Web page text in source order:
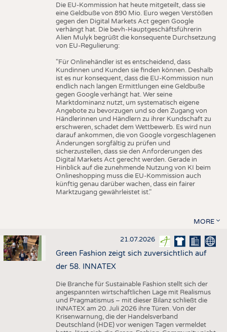
Die EU-Kommission hat heute mitgeteilt, dass sie
eine Geldbuße von 890 Mio. Euro wegen Verstößen
gegen den Digital Markets Act gegen Google
verhängt hat. Die bevh-Hauptgeschäftsführerin
Alien Mulyk begrüßt die konsequente Durchsetzung
von EU-Regulierung:
"Für Onlinehändler ist es entscheidend, dass
Kundinnen und Kunden sie finden können. Deshalb
ist es nur konsequent, dass die EU-Kommission nun
endlich nach langen Ermittlungen eine Geldbuße
gegen Google verhängt hat. Wer seine
Marktdominanz nutzt, um systematisch eigene
Angebote zu bevorzugen und so den Zugang von
Händlerinnen und Händlern zu ihrer Kundschaft zu
erschweren, schadet dem Wettbewerb. Es wird nun
darauf ankommen, die von Google vorgeschlagenen
Änderungen sorgfältig zu prüfen und
sicherzustellen, dass sie den Anforderungen des
Digital Markets Act gerecht werden. Gerade in
Hinblick auf die zunehmende Nutzung von KI beim
Onlineshopping muss die EU-Kommission auch
künftig genau darüber wachen, dass ein fairer
Marktzugang gewährleistet ist."
MORE
21.07.2026
Green Fashion zeigt sich zuversichtlich auf
der 58. INNATEX
Die Branche für Sustainable Fashion stellt sich der
angespannten wirtschaftlichen Lage mit Realismus
und Pragmatismus – mit dieser Bilanz schließt die
INNATEX am 20. Juli 2026 ihre Türen. Von der
Krisenwarnung, die der Handelsverband
Deutschland (HDE) vor wenigen Tagen vermeldet